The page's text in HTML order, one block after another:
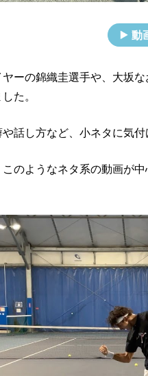
動
ーの錦織圭選手や、大坂
た。
話し方など、小ネタに気
このようなネタ系の動画が